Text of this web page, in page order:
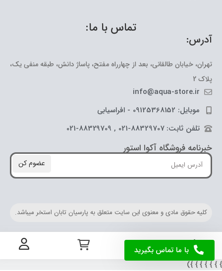
تماس با ما:
آدرس:
تهران، خیابان طالقانی، بعد از چهارراه مفتح، پاساژ دانش، طبقه منفی یک،
پلاک 2
info@aqua-store.ir
موبایل: 09125368152 - افراسیابی
تلفن ثابت: 88329707-021 , 88329709-021
خبرنامه فروشگاه آکوا استور
عضوم کن
کلیه حقوق مادی و معنوی این سایت متعلق به پارسیان تابان استخر میباشد.
} } } } } }
با ما تماس بگیرید